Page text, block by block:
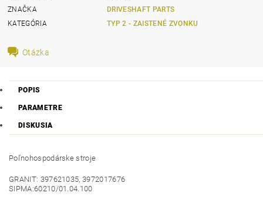
ZNAČKA
DRIVESHAFT PARTS
KATEGÓRIA
TYP 2 - ZAISTENÉ ZVONKU
Otázka
POPIS
PARAMETRE
DISKUSIA
Poľnohospodárske stroje
GRANIT: 397621035, 3972017676
SIPMA:60210/01.04.100